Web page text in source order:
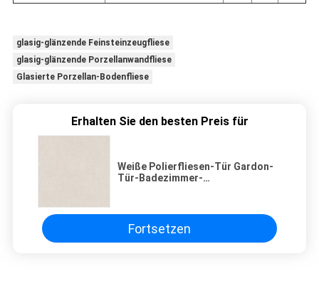
glasig-glänzende Feinsteinzeugfliese
glasig-glänzende Porzellanwandfliese
Glasierte Porzellan-Bodenfliese
Erhalten Sie den besten Preis für
Weiße Polierfliesen-Tür Gardon-
Tür-Badezimmer-
Fortsetzen